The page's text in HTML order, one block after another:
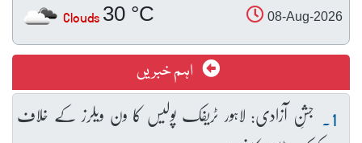
08-Aug-2026
30 °C
Clouds
اہم خبریں
جشنِ آزادی: لاہور ٹریفک پولیس کا ون ویلرز کے خلاف